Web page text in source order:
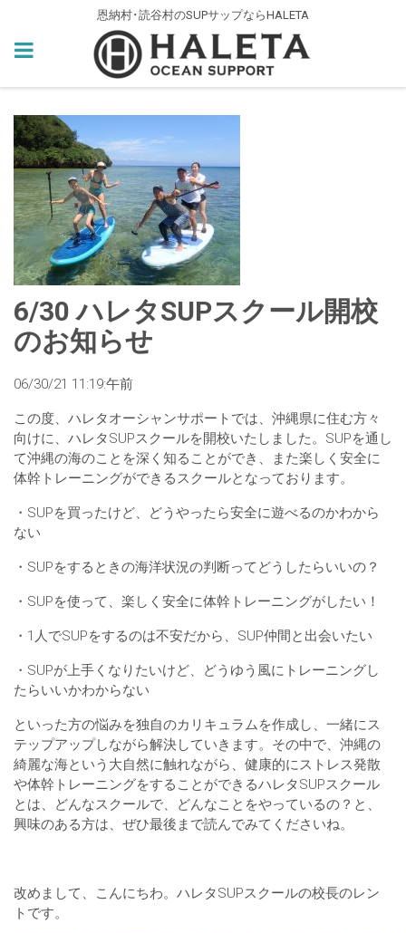
恩納村･読谷村のSUPサップならHALETA
6/30 ハレタSUPスクール開校
のお知らせ
06/30/21 11:19:午前
この度、ハレタオーシャンサポートでは、沖縄県に住む方々
向けに、ハレタSUPスクールを開校いたしました。SUPを通し
て沖縄の海のことを深く知ることができ、また楽しく安全に
体幹トレーニングができるスクールとなっております。
・SUPを買ったけど、どうやったら安全に遊べるのかわから
ない
・SUPをするときの海洋状況の判断ってどうしたらいいの？
・SUPを使って、楽しく安全に体幹トレーニングがしたい！
・1人でSUPをするのは不安だから、SUP仲間と出会いたい
・SUPが上手くなりたいけど、どうゆう風にトレーニングし
たらいいかわからない
といった方の悩みを独自のカリキュラムを作成し、一緒にス
テップアップしながら解決していきます。その中で、沖縄の
綺麗な海という大自然に触れながら、健康的にストレス発散
や体幹トレーニングをすることができるハレタSUPスクール
とは、どんなスクールで、どんなことをやっているの？と、
興味のある方は、ぜひ最後まで読んでみてくださいね。
改めまして、こんにちわ。ハレタSUPスクールの校長のレン
トです。